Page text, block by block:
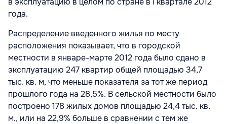
года.
Распределение введенного жилья по месту
расположения показывает, что в городской
местности в январе-марте 2012 года было сдано в
эксплуатацию 247 квартир общей площадью 34,7
тыс. кв. м, что меньше показателя за тот же период
прошлого года на 28,5%. В сельской местности было
построено 178 жилых домов площадью 24,4 тыс. кв.
м., или на 22,9% больше в сравнении с тем же